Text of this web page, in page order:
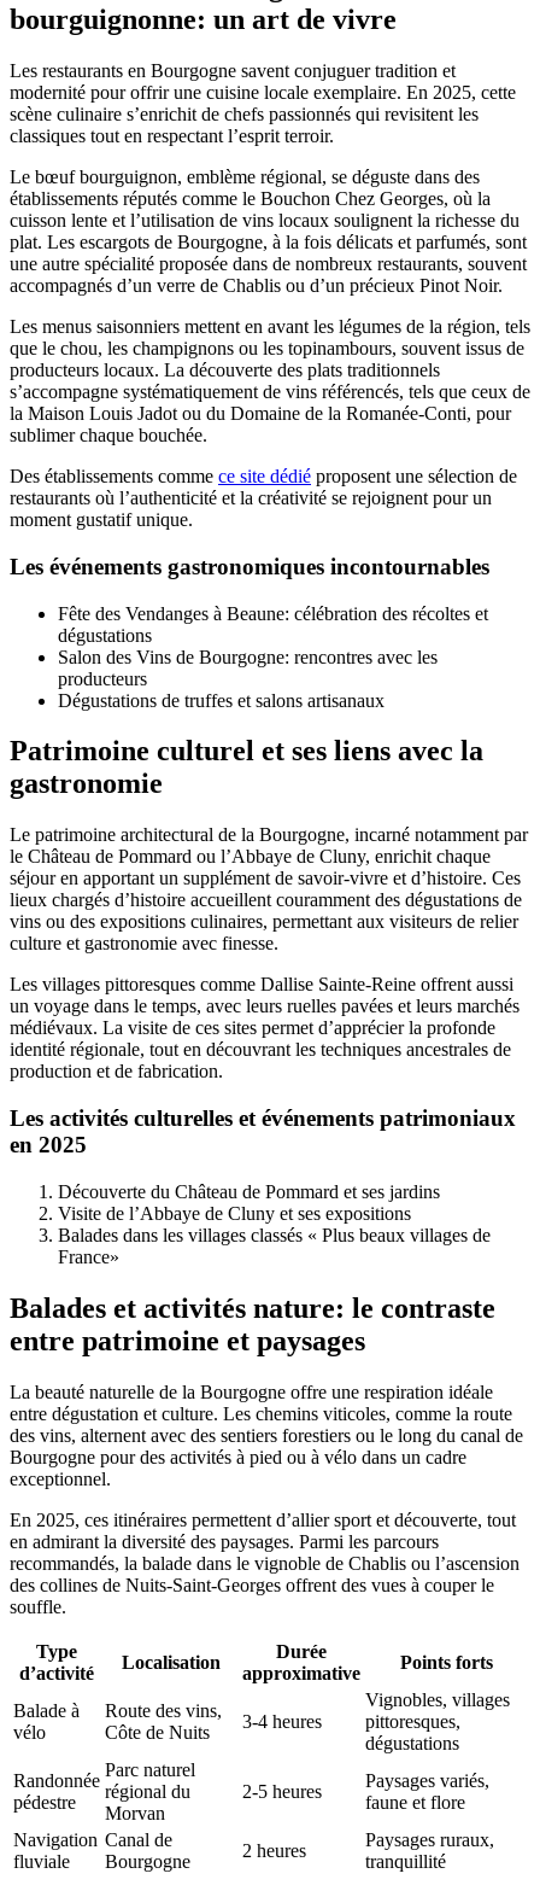
bourguignonne: un art de vivre
Les restaurants en Bourgogne savent conjuguer tradition et
modernité pour offrir une cuisine locale exemplaire. En 2025, cette
scène culinaire s’enrichit de chefs passionnés qui revisitent les
classiques tout en respectant l’esprit terroir.
Le bœuf bourguignon, emblème régional, se déguste dans des
établissements réputés comme le Bouchon Chez Georges, où la
cuisson lente et l’utilisation de vins locaux soulignent la richesse du
plat. Les escargots de Bourgogne, à la fois délicats et parfumés, sont
une autre spécialité proposée dans de nombreux restaurants, souvent
accompagnés d’un verre de Chablis ou d’un précieux Pinot Noir.
Les menus saisonniers mettent en avant les légumes de la région, tels
que le chou, les champignons ou les topinambours, souvent issus de
producteurs locaux. La découverte des plats traditionnels
s’accompagne systématiquement de vins référencés, tels que ceux de
la Maison Louis Jadot ou du Domaine de la Romanée-Conti, pour
sublimer chaque bouchée.
Des établissements comme ce site dédié proposent une sélection de
restaurants où l’authenticité et la créativité se rejoignent pour un
moment gustatif unique.
Les événements gastronomiques incontournables
Fête des Vendanges à Beaune: célébration des récoltes et
dégustations
Salon des Vins de Bourgogne: rencontres avec les
producteurs
Dégustations de truffes et salons artisanaux
Patrimoine culturel et ses liens avec la
gastronomie
Le patrimoine architectural de la Bourgogne, incarné notamment par
le Château de Pommard ou l’Abbaye de Cluny, enrichit chaque
séjour en apportant un supplément de savoir-vivre et d’histoire. Ces
lieux chargés d’histoire accueillent couramment des dégustations de
vins ou des expositions culinaires, permettant aux visiteurs de relier
culture et gastronomie avec finesse.
Les villages pittoresques comme Dallise Sainte-Reine offrent aussi
un voyage dans le temps, avec leurs ruelles pavées et leurs marchés
médiévaux. La visite de ces sites permet d’apprécier la profonde
identité régionale, tout en découvrant les techniques ancestrales de
production et de fabrication.
Les activités culturelles et événements patrimoniaux
en 2025
Découverte du Château de Pommard et ses jardins
Visite de l’Abbaye de Cluny et ses expositions
Balades dans les villages classés « Plus beaux villages de
France»
Balades et activités nature: le contraste
entre patrimoine et paysages
La beauté naturelle de la Bourgogne offre une respiration idéale
entre dégustation et culture. Les chemins viticoles, comme la route
des vins, alternent avec des sentiers forestiers ou le long du canal de
Bourgogne pour des activités à pied ou à vélo dans un cadre
exceptionnel.
En 2025, ces itinéraires permettent d’allier sport et découverte, tout
en admirant la diversité des paysages. Parmi les parcours
recommandés, la balade dans le vignoble de Chablis ou l’ascension
des collines de Nuits-Saint-Georges offrent des vues à couper le
souffle.
Type
d’activité
Localisation
Durée
approximative
Points forts
Balade à
vélo
Route des vins,
Côte de Nuits
3-4 heures
Vignobles, villages
pittoresques,
dégustations
Randonnée
pédestre
Parc naturel
régional du
Morvan
2-5 heures
Paysages variés,
faune et flore
Navigation
fluviale
Canal de
Bourgogne
2 heures
Paysages ruraux,
tranquillité